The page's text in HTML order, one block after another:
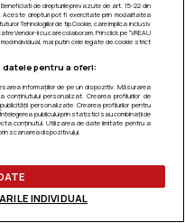
de drepturile prevazute de art. 15-22 din
Aceste drepturi pot fi exercitate prin modalitatea
Tehnologiilor de tip Cookie, care implica inclusiv
Vendor-ii cu care colaboram. Prin click pe “VREAU
mod individual, mai putin cele legate de cookie strict
pentru a oferi:
informațiilor de pe un dispozitiv. Măsurarea
conținutului personalizat. Crearea profilurilor de
personalizate. Crearea profilurilor pentru
publicului prin statistici sau combinații de
conținutul. Utilizarea de date limitate pentru a
scanarea dispozitivului.
INDIVIDUAL